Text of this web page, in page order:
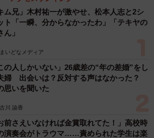
ム兄」木村祐一が激やせ、松本人志と2シ
ト「一瞬、分からなかったわ」「テキヤの
ん」
まいどなメディア
の人しかいない」26歳差の“年の差婚”をし
婦 出会いは？反対する声はなかった？
思いを聞いた
古川 諭香
前さえいなければ金賞取れてた！」高校時
演奏会がトラウマ……責められた学生は楽